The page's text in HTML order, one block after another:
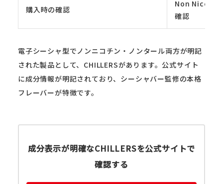
購入時の確認
Non
確認
電子シーシャ型でノンニコチン・ノンタール両方が明記
された製品として、CHILLERSがあります。公式サイト
に成分情報が明記されており、シーシャバー監修の本格
フレーバーが特徴です。
成分表示が明確なCHILLERSを公式サイトで
確認する